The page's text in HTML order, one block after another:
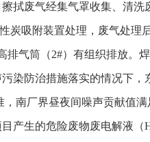
拭废气经集气罩收集、清
炭吸附装置处理，废气处理
排气筒（2#）有组织排放。
染防治措施落实的情况下
，南厂界昼夜间噪声贡献值
产生的危险废物废电解液（